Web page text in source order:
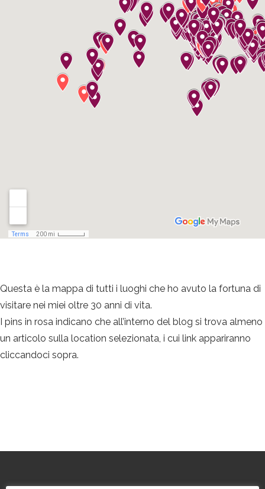
Questa è la mappa di tutti i luoghi che ho avuto la fortuna di
visitare nei miei oltre 30 anni di vita.
I pins in rosa indicano che all’interno del blog si trova almeno
un articolo sulla location selezionata, i cui link appariranno
cliccandoci sopra.